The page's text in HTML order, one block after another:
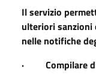
Il servizio
ulteriori
nelle notifiche
· Compilare